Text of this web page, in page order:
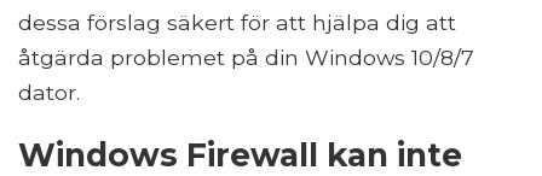
dessa förslag säkert för att hjälpa dig att
åtgärda problemet på din Windows 10/8/7
dator.
Windows Firewall kan inte